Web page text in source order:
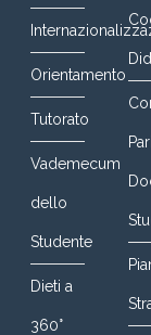
Orientamento
Tutorato
Vademecum
dello
Studente
Dieti a
360°